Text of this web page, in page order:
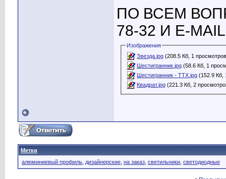
ПО ВСЕМ
78-32 И E-
Изображения
Звезда.jpg (208.5 Кб, 1
Шестигранник.jpg (58.6 Кб, 1
Шестигранник - ТТХ.jpg (152.9 Кб,
Квадрат.jpg (221.3 Кб, 2
Метки
алюминиевый профиль дизайнерские на заказ светильники светодиодные